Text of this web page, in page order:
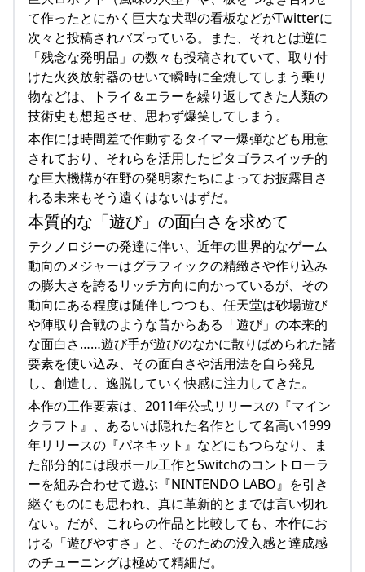
て作ったとにかく巨大な犬型の看板などがTwitterに
次々と投稿されバズっている。また、それとは逆に
「残念な発明品」の数々も投稿されていて、取り付
けた火炎放射器のせいで瞬時に全焼してしまう乗り
物などは、トライ＆エラーを繰り返してきた人類の
技術史も想起させ、思わず爆笑してしまう。
本作には時間差で作動するタイマー爆弾なども用意
されており、それらを活用したピタゴラスイッチ的
な巨大機構が在野の発明家たちによってお披露目さ
れる未来もそう遠くはないはずだ。
本質的な「遊び」の面白さを求めて
テクノロジーの発達に伴い、近年の世界的なゲーム
動向のメジャーはグラフィックの精緻さや作り込み
の膨大さを誇るリッチ方向に向かっているが、その
動向にある程度は随伴しつつも、任天堂は砂場遊び
や陣取り合戦のような昔からある「遊び」の本来的
な面白さ……遊び手が遊びのなかに散りばめられた諸
要素を使い込み、その面白さや活用法を自ら発見
し、創造し、逸脱していく快感に注力してきた。
本作の工作要素は、2011年公式リリースの『マイン
クラフト』、あるいは隠れた名作として名高い1999
年リリースの『パネキット』などにもつらなり、ま
た部分的には段ボール工作とSwitchのコントローラ
ーを組み合わせて遊ぶ『NINTENDO LABO』を引き
継ぐものにも思われ、真に革新的とまでは言い切れ
ない。だが、これらの作品と比較しても、本作にお
ける「遊びやすさ」と、そのための没入感と達成感
のチューニングは極めて精細だ。